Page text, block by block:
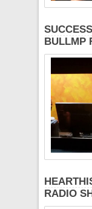
BULLMP
RADIO